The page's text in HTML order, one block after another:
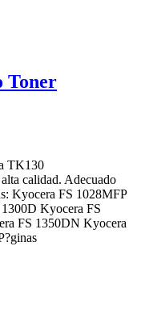
Toner
TK130
calidad. Adecuado
Kyocera FS 1028MFP
Kyocera FS
FS 1350DN Kyocera